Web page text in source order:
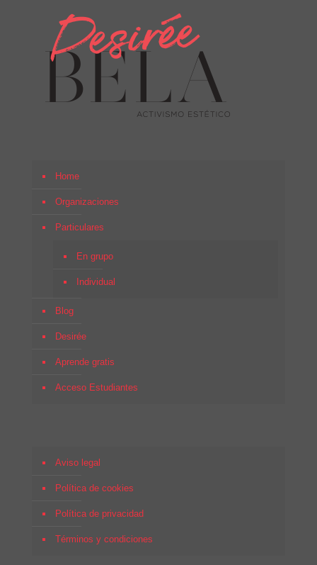
Home
Organizaciones
Particulares
En grupo
Individual
Blog
Desirée
Aprende gratis
Acceso Estudiantes
Aviso legal
Política de cookies
Política de privacidad
Términos y condiciones